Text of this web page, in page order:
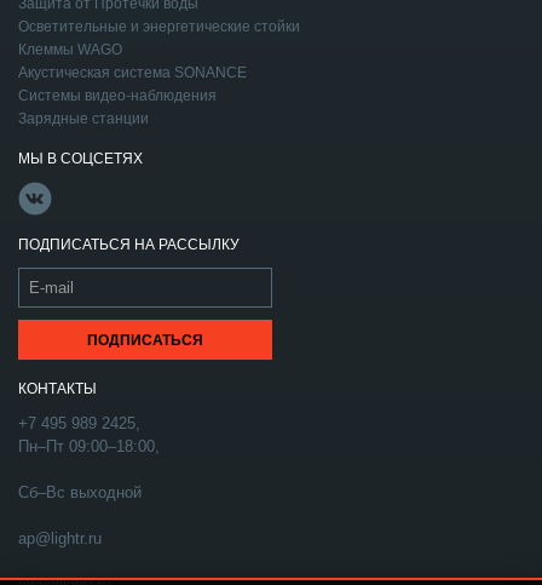
Защита от Протечки воды
Осветительные и энергетические стойки
Клеммы WAGO
Акустическая система SONANCE
Системы видео-наблюдения
Зарядные станции
МЫ В СОЦСЕТЯХ
ПОДПИСАТЬСЯ НА РАССЫЛКУ
КОНТАКТЫ
+7 495 989 2425,
Пн–Пт 09:00–18:00,
Сб–Вс выходной
ap@lightr.ru